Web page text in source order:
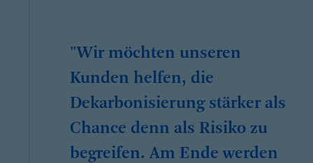
"Wir möchten unseren
Kunden helfen, die
Dekarbonisierung stärker als
Chance denn als Risiko zu
begreifen. Am Ende werden